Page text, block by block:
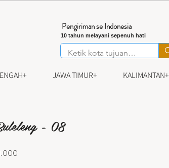
10 tahun melayani sepenuh hati
Pengiriman se Indonesia
JAWA TIMUR+ KALIMANTAN+
- 08